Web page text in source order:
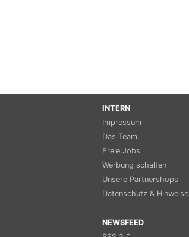
INTERN
Impressum
Das Team
Freie Jobs
Werbung schalten
Unsere Partnershops
Datenschutz & Hinweise
NEWSFEED